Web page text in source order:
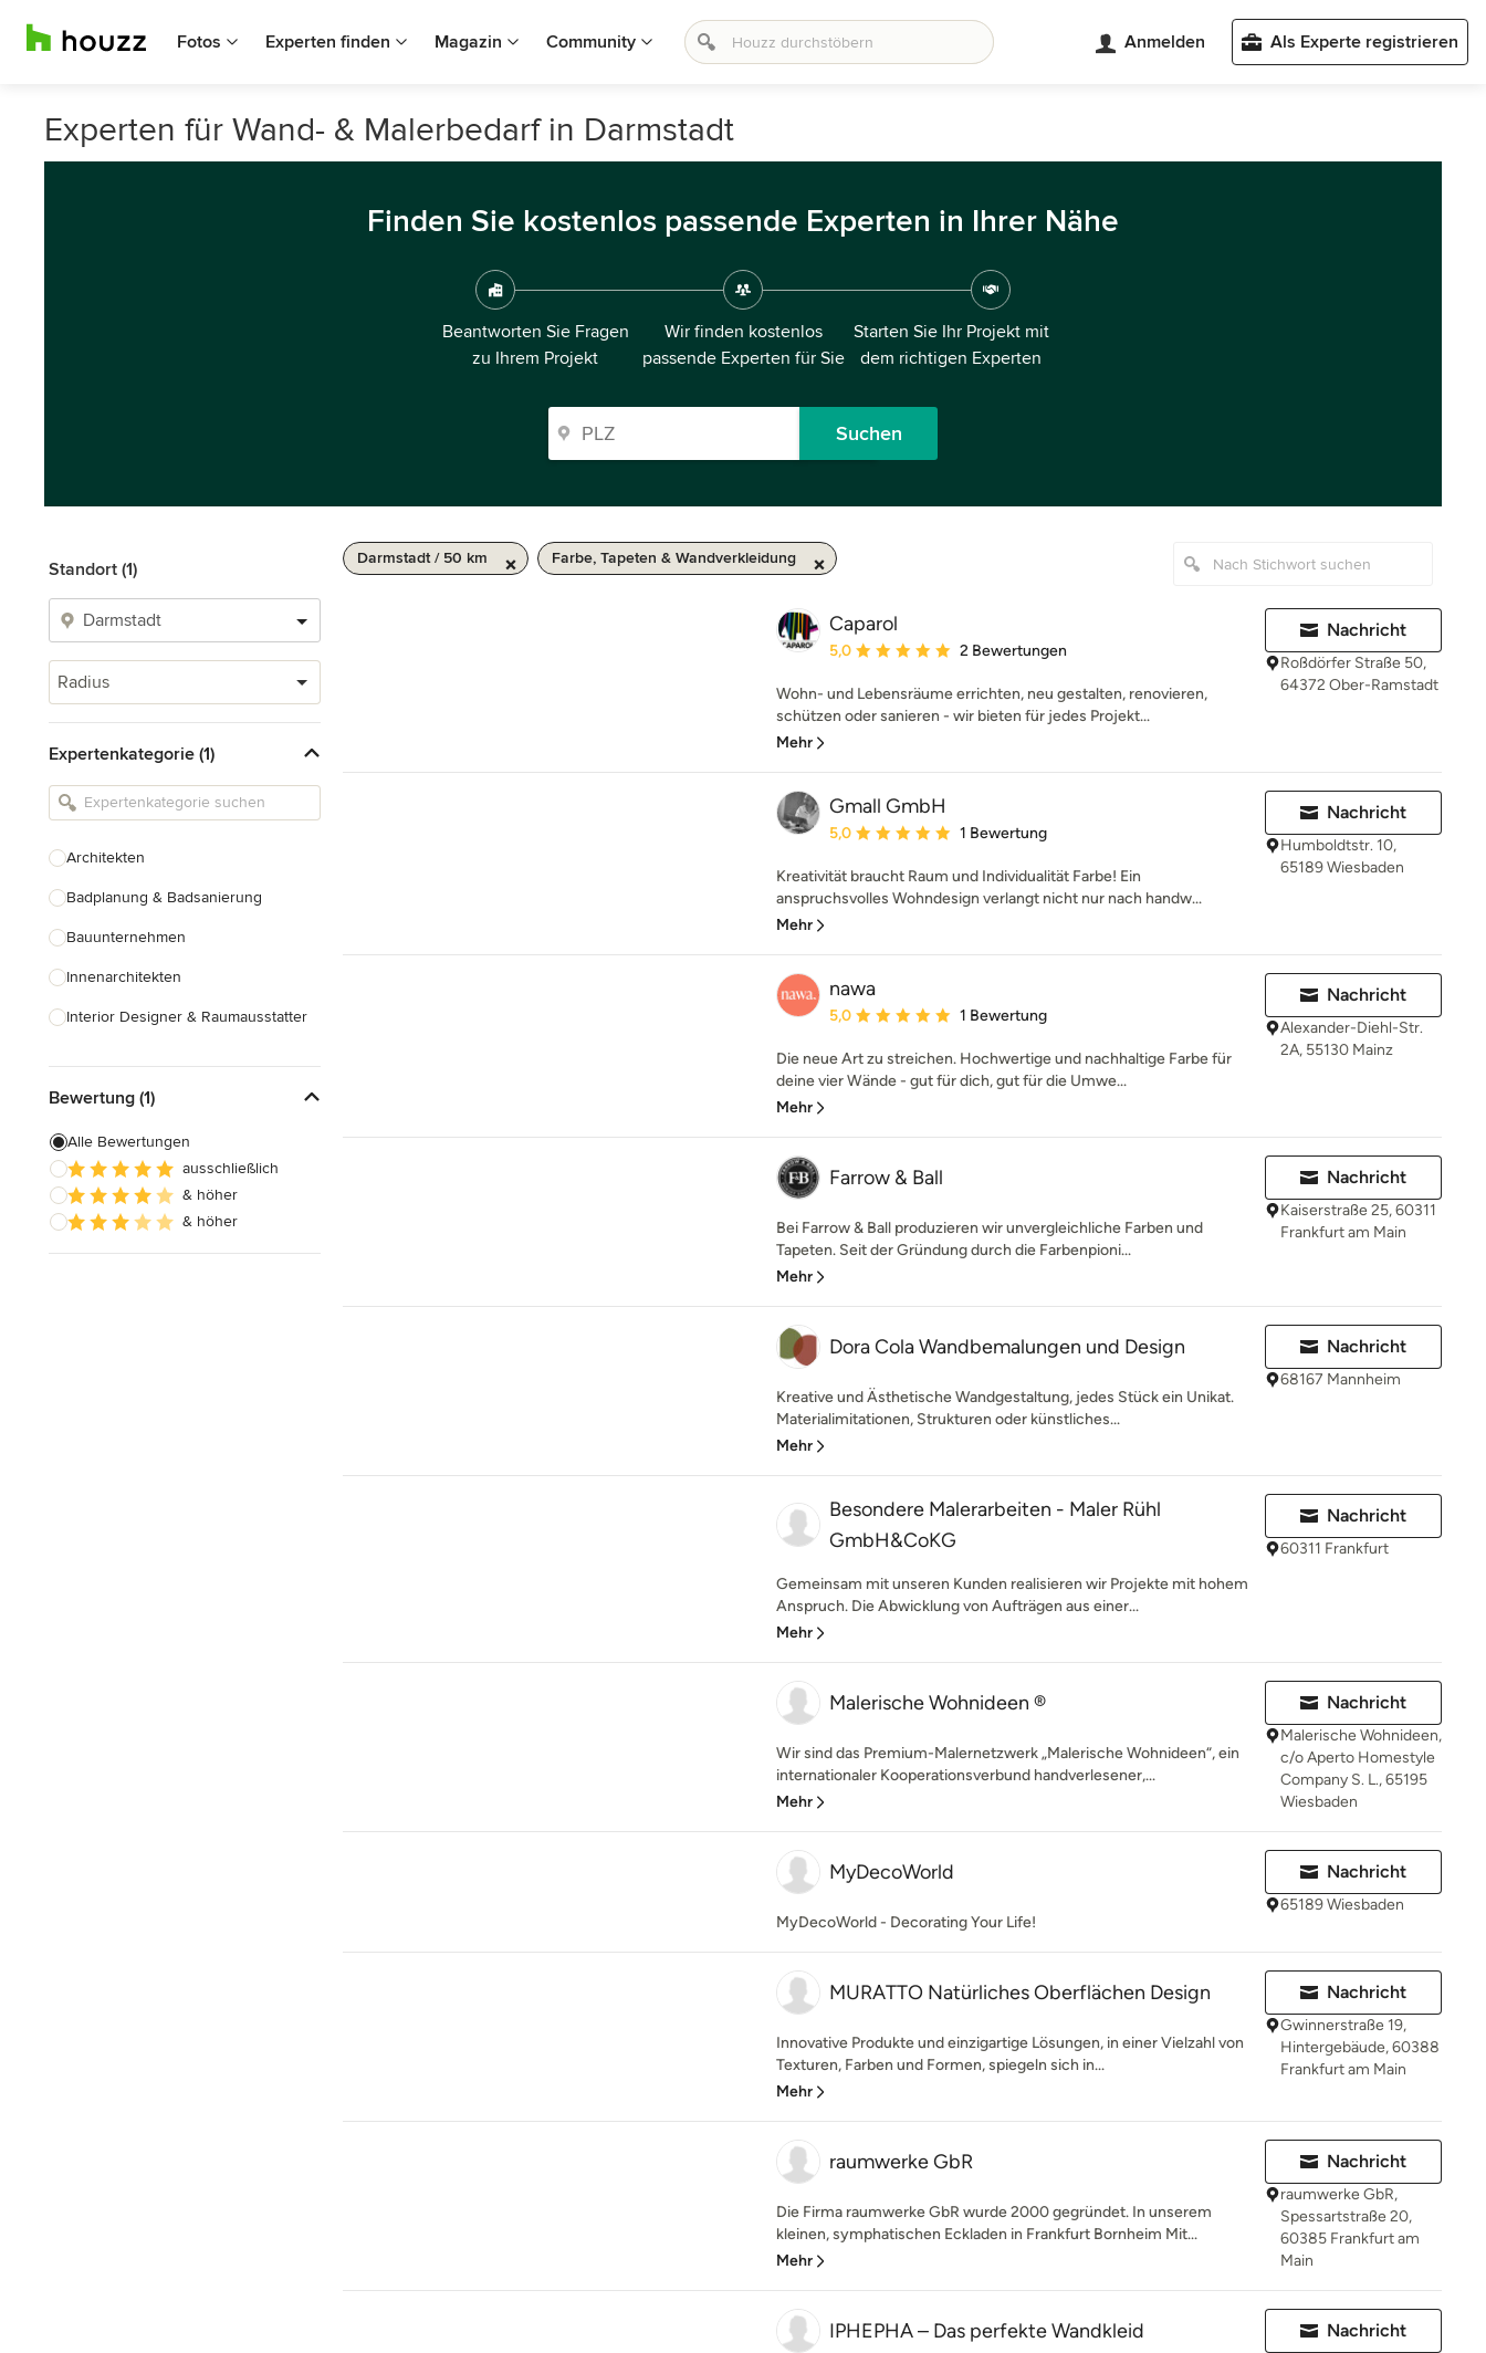
Fotos Experten finden Magazin Community Anmelden Als Experte registrieren
Experten für Wand- & Malerbedarf in Darmstadt
Finden Sie kostenlos passende Experten in Ihrer Nähe
Beantworten Sie Fragen
zu Ihrem Projekt
Wir finden kostenlos
passende Experten für Sie
Starten Sie Ihr Projekt mit
dem richtigen Experten
Suchen
Standort (1)
Radius
Expertenkategorie (1)
Architekten
Badplanung & Badsanierung
Bauunternehmen
Innenarchitekten
Interior Designer & Raumausstatter
Landschaftsarchitekten
Armaturen & Sanitärbedarf
Beleuchtung
Einbauschränke
Bewertung (1)
Alle Bewertungen
ausschließlich
& höher
& höher
Darmstadt / 50 km Farbe, Tapeten & Wandverkleidung
Caparol
Durchschnittliche Bewertung: 5 von 5 Sternen
5,0 2 Bewertungen
Wohn- und Lebensräume errichten, neu gestalten, renovieren,
schützen oder sanieren - wir bieten für jedes Projekt...
Mehr
Nachricht
Roßdörfer Straße 50,
64372 Ober-Ramstadt
Gmall GmbH
Durchschnittliche Bewertung: 5 von 5 Sternen
5,0 1 Bewertung
Kreativität braucht Raum und Individualität Farbe! Ein
anspruchsvolles Wohndesign verlangt nicht nur nach handw...
Mehr
Nachricht
Humboldtstr. 10,
65189 Wiesbaden
nawa
Durchschnittliche Bewertung: 5 von 5 Sternen
5,0 1 Bewertung
Die neue Art zu streichen. Hochwertige und nachhaltige Farbe für
deine vier Wände - gut für dich, gut für die Umwe...
Mehr
Nachricht
Alexander-Diehl-Str.
2A, 55130 Mainz
Farrow & Ball
Bei Farrow & Ball produzieren wir unvergleichliche Farben und
Tapeten. Seit der Gründung durch die Farbenpioni...
Mehr
Nachricht
Kaiserstraße 25, 60311
Frankfurt am Main
Dora Cola Wandbemalungen und Design
Kreative und Ästhetische Wandgestaltung, jedes Stück ein Unikat.
Materialimitationen, Strukturen oder künstliches...
Mehr
Nachricht
68167 Mannheim
Besondere Malerarbeiten - Maler Rühl
GmbH&CoKG
Gemeinsam mit unseren Kunden realisieren wir Projekte mit hohem
Anspruch. Die Abwicklung von Aufträgen aus einer...
Mehr
Nachricht
60311 Frankfurt
Malerische Wohnideen ®
Wir sind das Premium-Malernetzwerk „Malerische Wohnideen“, ein
internationaler Kooperationsverbund handverlesener,...
Mehr
Nachricht
Malerische Wohnideen,
c/o Aperto Homestyle
Company S. L., 65195
Wiesbaden
MyDecoWorld
MyDecoWorld - Decorating Your Life!
Nachricht
65189 Wiesbaden
MURATTO Natürliches Oberflächen Design
Innovative Produkte und einzigartige Lösungen, in einer Vielzahl von
Texturen, Farben und Formen, spiegeln sich in...
Mehr
Nachricht
Gwinnerstraße 19,
Hintergebäude, 60388
Frankfurt am Main
raumwerke GbR
Die Firma raumwerke GbR wurde 2000 gegründet. In unserem
kleinen, symphatischen Eckladen in Frankfurt Bornheim Mit...
Mehr
Nachricht
raumwerke GbR,
Spessartstraße 20,
60385 Frankfurt am
Main
IPHEPHA – Das perfekte Wandkleid Nachricht